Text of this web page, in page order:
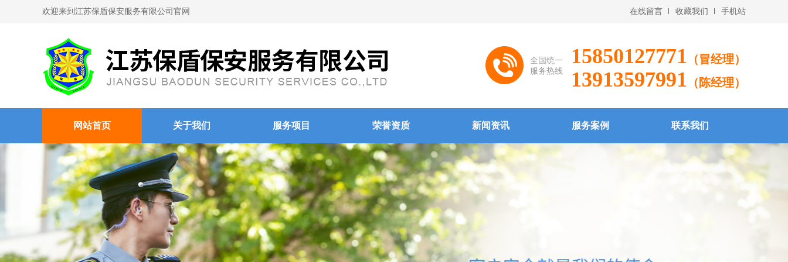
欢迎来到江苏保盾保安服务有限公司官网 在线留言 收藏我们 手机站
全国统一
服务热线
15850127771 （冒经理）
13913597991 （陈经理）
网站首页 关于我们 服务项目 荣誉资质 新闻资讯 服务案例 联系我们